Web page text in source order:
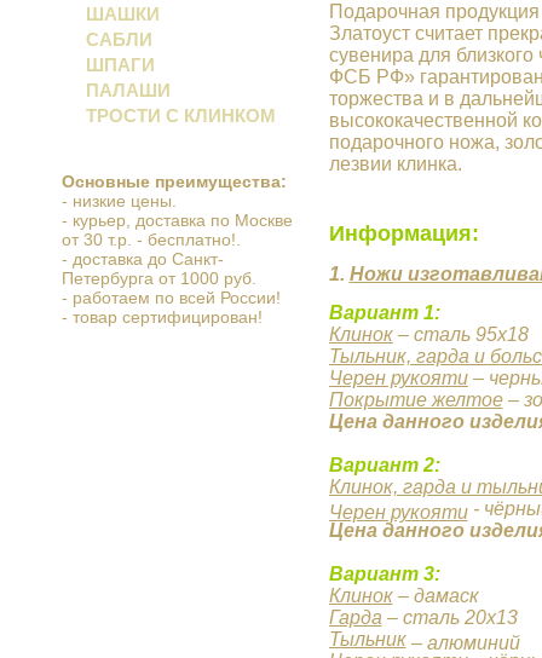
ШАШКИ
САБЛИ
ШПАГИ
ПАЛАШИ
ТРОСТИ С КЛИНКОМ
Основные преимущества:
- низкие цены.
- курьер, доставка по Москве
от 30 т.р. - бесплатно!.
- доставка до Санкт-
Петербурга от 1000 руб.
- работаем по всей России!
- товар сертифицирован!
Подарочная
Златоуст считает
сувенира для
ФСБ РФ»
торжества и в
высококачественной
подарочного ножа,
лезвии клинка.
Информация:
1. Ножи
Вариант 1:
Клинок– сталь 95х18
Тыльник, гарда и
Черен рукояти–
Покрытие желтое –
Цена данного
Вариант 2:
Клинок, гарда и
Черен рукояти-
Цена данного
Вариант 3:
Клинок– дамаск
Гарда – сталь 20х13
Тыльник– алюминий